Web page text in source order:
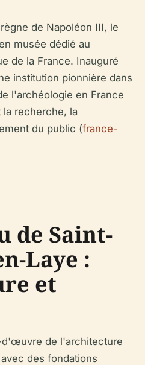
de Napoléon III, le
musée dédié au
de la France. Inauguré
institution pionnière dans
l'archéologie en France
la recherche, la
du public (france-
de Saint-
Laye :
et
de l'architecture
des fondations